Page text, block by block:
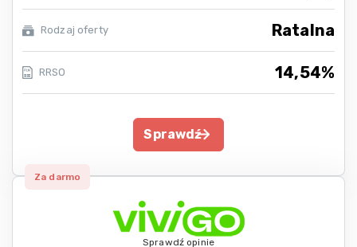
Rodzaj oferty Ratalna
RRSO 14,54%
Sprawdź
Za darmo
Sprawdź opinie